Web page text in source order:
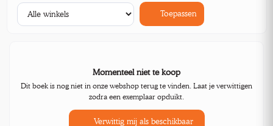
Toepassen
Momenteel niet te koop
Dit boek is nog niet in onze webshop terug te vinden. Laat je verwittigen
zodra een exemplaar opduikt.
Verwittig mij als beschikbaar